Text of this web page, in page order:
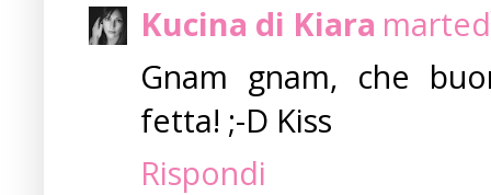
Kucina di Kiara
Gnam gnam, che
fetta! ;-D Kiss
Rispondi